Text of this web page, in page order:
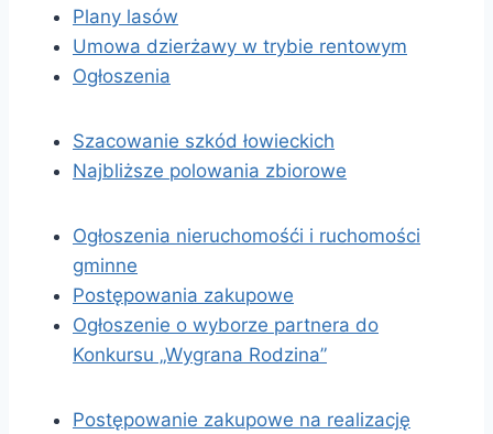
Plany lasów
Umowa dzierżawy w trybie rentowym
Ogłoszenia
Szacowanie szkód łowieckich
Najbliższe polowania zbiorowe
Ogłoszenia nieruchomośći i ruchomości
gminne
Postępowania zakupowe
Ogłoszenie o wyborze partnera do
Konkursu „Wygrana Rodzina”
Postępowanie zakupowe na realizację